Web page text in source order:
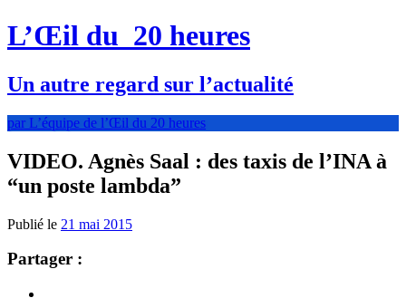
L’Œil du 20 heures
Un autre regard sur l’actualité
par L’équipe de l’Œil du 20 heures
VIDEO. Agnès Saal : des taxis de l’INA à
“un poste lambda”
Publié le 21 mai 2015
Partager :